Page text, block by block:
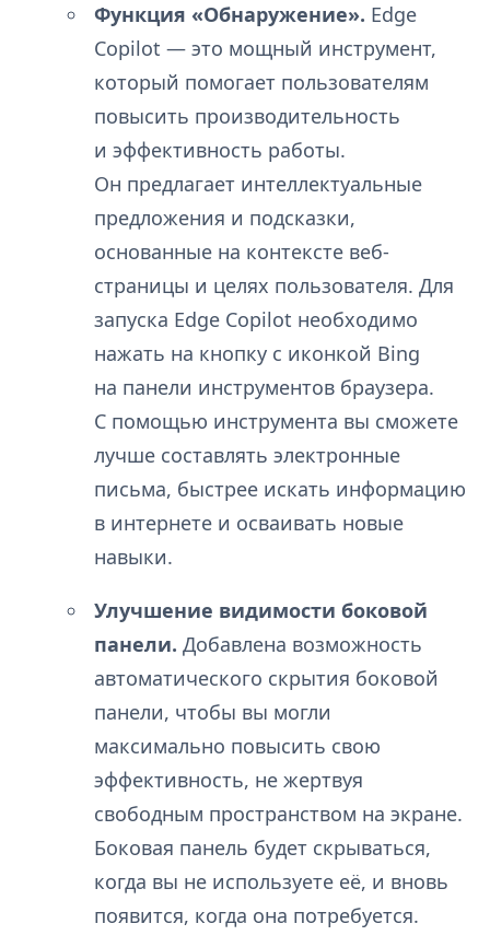
Функция «Обнаружение». Edge
Copilot — это мощный инструмент,
который помогает пользователям
повысить производительность
и эффективность работы.
Он предлагает интеллектуальные
предложения и подсказки,
основанные на контексте веб-
страницы и целях пользователя. Для
запуска Edge Copilot необходимо
нажать на кнопку с иконкой Bing
на панели инструментов браузера.
С помощью инструмента вы сможете
лучше составлять электронные
письма, быстрее искать информацию
в интернете и осваивать новые
навыки.
Улучшение видимости боковой
панели. Добавлена возможность
автоматического скрытия боковой
панели, чтобы вы могли
максимально повысить свою
эффективность, не жертвуя
свободным пространством на экране.
Боковая панель будет скрываться,
когда вы не используете её, и вновь
появится, когда она потребуется.